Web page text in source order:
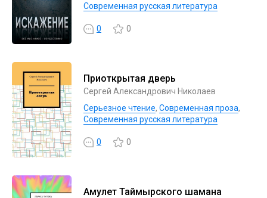
Современная русская литература
0 0
Приоткрытая дверь
Сергей Александрович Николаев
Серьезное чтение, Современная проза,
Современная русская литература
0 0
Амулет Таймырского шамана